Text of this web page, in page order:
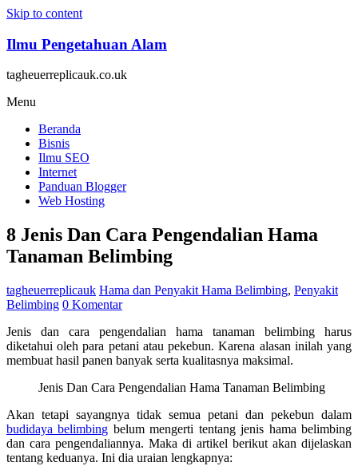
Skip to content
Ilmu Pengetahuan Alam
tagheuerreplicauk.co.uk
Menu
Beranda
Bisnis
Ilmu SEO
Internet
Panduan Blogger
Web Hosting
8 Jenis Dan Cara Pengendalian Hama
Tanaman Belimbing
tagheuerreplicauk Hama dan Penyakit Hama Belimbing, Penyakit
Belimbing 0 Komentar
Jenis dan cara pengendalian hama tanaman belimbing harus
diketahui oleh para petani atau pekebun. Karena alasan inilah yang
membuat hasil panen banyak serta kualitasnya maksimal.
Jenis Dan Cara Pengendalian Hama Tanaman Belimbing
Akan tetapi sayangnya tidak semua petani dan pekebun dalam
budidaya belimbing belum mengerti tentang jenis hama belimbing
dan cara pengendaliannya. Maka di artikel berikut akan dijelaskan
tentang keduanya. Ini dia uraian lengkapnya: